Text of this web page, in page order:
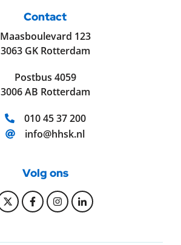
Contact
Maasboulevard 123
3063 GK Rotterdam
Postbus 4059
3006 AB Rotterdam
Telefoonnummer:
010 45 37 200
E-mailadres:
info@hhsk.nl
Volg ons
Bekijk onze Twitter pagina
Bekijk onze Facebook
Bekijk onze Instagram
Bekijk onze